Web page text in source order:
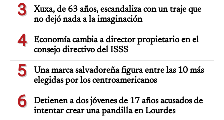
3
Xuxa, de 63 años, escandaliza con un traje que
no dejó nada a la imaginación
4
Economía cambia a director propietario en el
consejo directivo del ISSS
5
Una marca salvadoreña figura entre las 10 más
elegidas por los centroamericanos
6
Detienen a dos jóvenes de 17 años acusados de
intentar crear una pandilla en Lourdes